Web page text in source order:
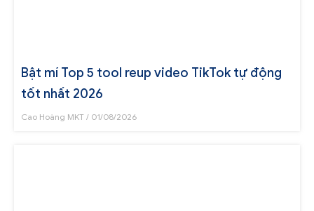
Bật mí Top 5 tool reup video TikTok tự động
tốt nhất 2026
Cao Hoàng MKT 01/08/2026